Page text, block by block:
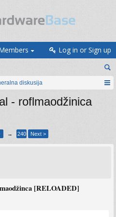
Log in or Sign up
diskusija
- roflmaodžinica
→ 240 Next >
[RELOADED]